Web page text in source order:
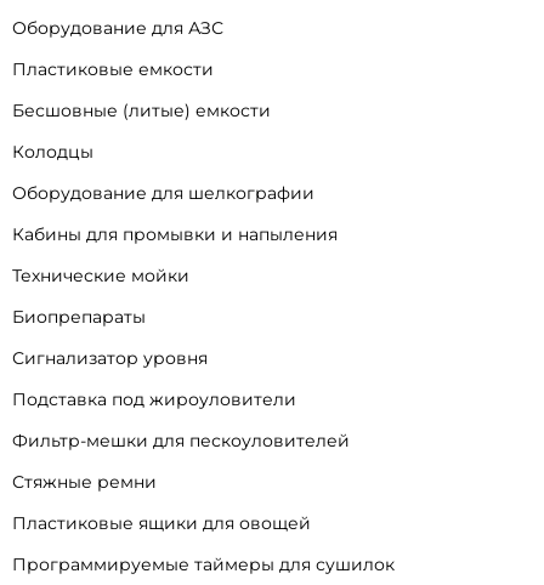
Оборудование для АЗС
Пластиковые емкости
Бесшовные (литые) емкости
Колодцы
Оборудование для шелкографии
Кабины для промывки и напыления
Технические мойки
Биопрепараты
Сигнализатор уровня
Подставка под жироуловители
Фильтр-мешки для пескоуловителей
Стяжные ремни
Пластиковые ящики для овощей
Программируемые таймеры для сушилок